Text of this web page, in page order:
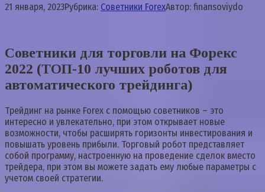
21 января, 2023Рубрика: Советники ForexАвтор: finansoviydo
Советники для торговли на Форекс
2022 (ТОП-10 лучших роботов для
автоматического трейдинга)
Трейдинг на рынке Forex с помощью советников – это
интересно и увлекательно, при этом открывает новые
возможности, чтобы расширять горизонты инвестирования и
повышать уровень прибыли. Торговый робот представляет
собой программу, настроенную на проведение сделок вместо
трейдера, при этом вы можете задать ему любые параметры с
учетом своей стратегии.